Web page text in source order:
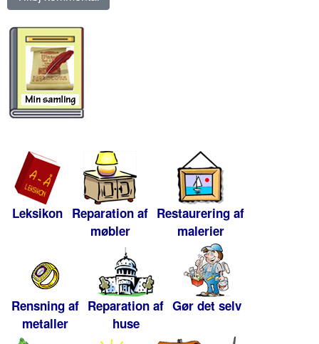
Leksikon Reparation af
møbler
Restaurering af
malerier
Rensning af
metaller
Reparation af
huse
Gør det selv